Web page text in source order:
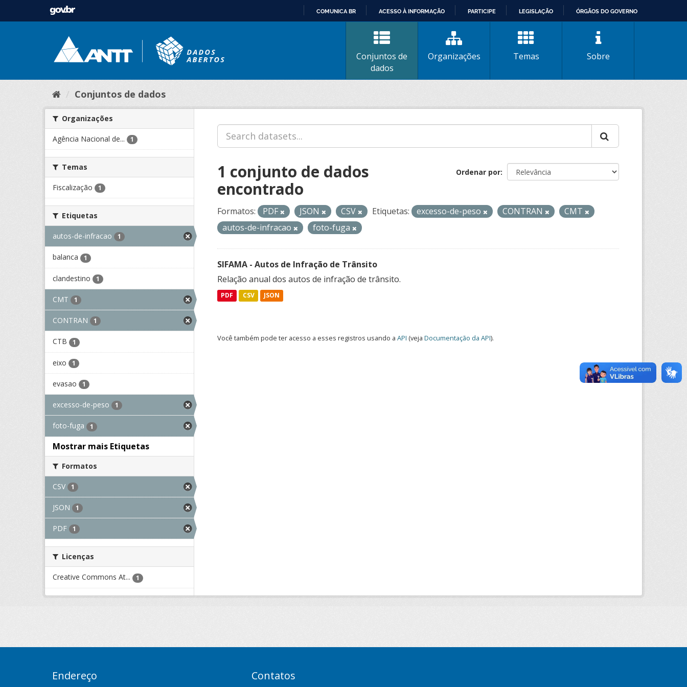
CONTEÚDO
COMUNICA BR ACESSO À INFORMAÇÃO PARTICIPE LEGISLAÇÃO ÓRGÃOS DO GOVERNO
Conjuntos de
dados
Organizações Temas Sobre
Conjuntos de dados
Organizações
Agência Nacional de... 1
Temas
Fiscalização 1
Etiquetas
autos-de-infracao 1
balanca 1
clandestino 1
CMT 1
CONTRAN 1
CTB 1
eixo 1
evasao 1
excesso-de-peso 1
foto-fuga 1
Mostrar mais Etiquetas
Formatos
CSV 1
JSON 1
PDF 1
Licenças
Creative Commons At... 1
Ordenar por
1 conjunto de dados
encontrado
Formatos: PDF JSON CSV Etiquetas: excesso-de-peso CONTRAN
CMT
autos-de-infracao
foto-fuga
SIFAMA - Autos de Infração de Trânsito
Relação anual dos autos de infração de trânsito.
PDF CSV JSON
Você também pode ter acesso a esses registros usando a API (veja Documentação da API).
Endereço Contatos